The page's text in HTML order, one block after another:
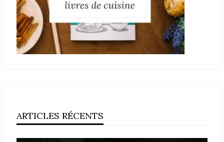
ARTICLES RÉCENTS